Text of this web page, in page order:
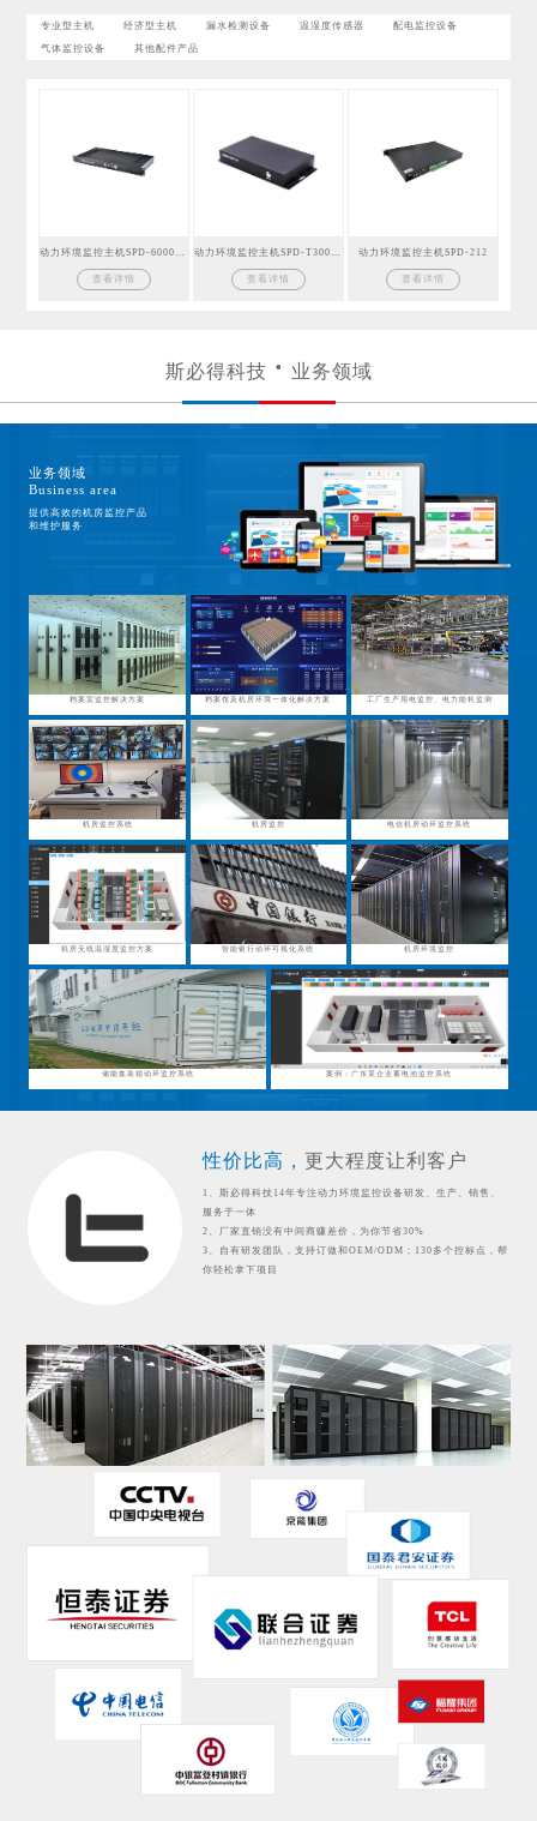
专业型主机 经济型主机 漏水检测设备 温湿度传感器 配电监控设备
气体监控设备 其他配件产品
查看详情 查看详情
动力环境监控主机SPD-212
查看详情
斯必得科技 业务领域
业务领域
Business area
提供高效的机房监控产品
和维护服务
档案室监控解决方案 档案馆及机房环境一体化解决方案 工厂生产用电监控、电力能耗监测
机房监控系统 机房监控 电信机房动环监控系统
机房无线温湿度监控方案 智能银行动环可视化系统 机房环境监控
储能集装箱动环监控系统 案例：广东某企业蓄电池监控系统
性价比高， 更大程度让利客户
1、斯必得科技14年专注动力环境监控设备研发、生产、销售、
服务于一体
2、厂家直销没有中间商赚差价，为你节省30%
3、自有研发团队，支持订做和OEM/ODM；130多个控标点，帮
你轻松拿下项目